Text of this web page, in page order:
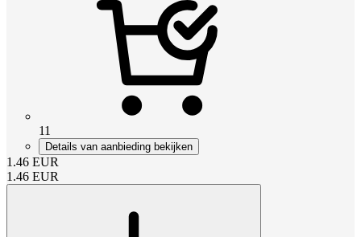
11
Details van aanbieding bekijken
1.46 EUR
1.46 EUR